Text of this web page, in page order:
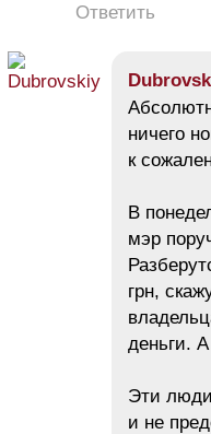
Ответить
ничего
к
В
мэр
грн,
деньги.
Эти
и не